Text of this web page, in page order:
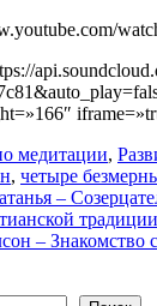
медитации,
, четыре
–
традиции
– Знакомство